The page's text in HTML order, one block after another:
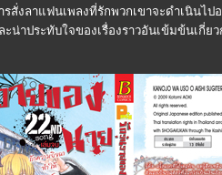
สั่งลาแฟนเพลงที่รักพวกเขาจะดำเนินไป
น่าประทับใจของเรื่องราวอันเข้มข้นเกี่ย